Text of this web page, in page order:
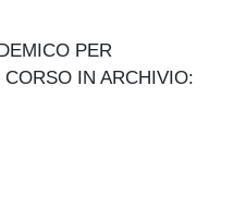
PER
IN ARCHIVIO: